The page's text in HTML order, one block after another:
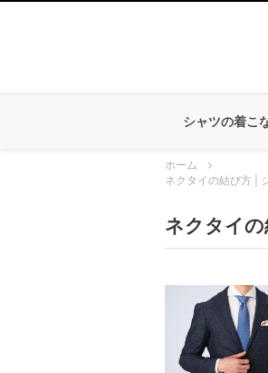
シャツの着こ
ホーム
ネクタイの結び方 |
ネクタイ